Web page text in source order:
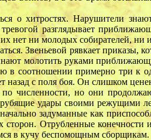
о хитростях. Нарушители
разглядывает
нет ни молодых собирателей, ни
Звеньевой рявкает приказы,
молотить руками
в соотношении примерно три к
назад с поля боя. Он слишком
численности, но они
удары своими режущими
задуманные как
сторон. Отрубленные
в кучу беспомощным сборщикам.